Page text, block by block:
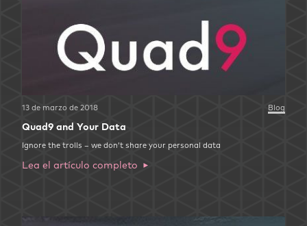
13 de marzo de 2018 Blog
Quad9 and Your Data
Ignore the trolls – we don’t share your personal data
Lea el artículo completo